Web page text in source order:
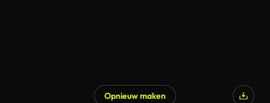
Opnieuw maken